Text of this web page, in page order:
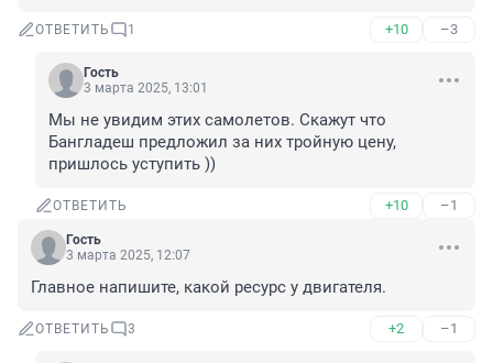
ОТВЕТИТЬ 1 +10 –3
Гость
3 марта 2025, 13:01
Мы не увидим этих самолетов. Скажут что
Бангладеш предложил за них тройную цену,
пришлось уступить ))
ОТВЕТИТЬ +10 –1
Гость
3 марта 2025, 12:07
Главное напишите, какой ресурс у двигателя.
ОТВЕТИТЬ 3 +2 –1